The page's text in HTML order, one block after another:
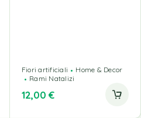
Fiori artificiali
Home & Decor
Rami Natalizi
12,00 €